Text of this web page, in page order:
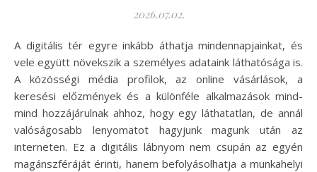
2026.07.02.
A digitális tér egyre inkább áthatja mindennapjainkat, és
vele együtt növekszik a személyes adataink láthatósága is.
A közösségi média profilok, az online vásárlások, a
keresési előzmények és a különféle alkalmazások mind-
mind hozzájárulnak ahhoz, hogy egy láthatatlan, de annál
valóságosabb lenyomatot hagyjunk magunk után az
interneten. Ez a digitális lábnyom nem csupán az egyén
magánszféráját érinti, hanem befolyásolhatja a munkahelyi